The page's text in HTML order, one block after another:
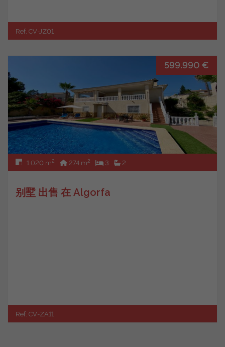
Ref. CV-JZ01
599.990 €
1.020 m2 274 m2 3 2
别墅 出售 在 Algorfa
Ref. CV-ZA11